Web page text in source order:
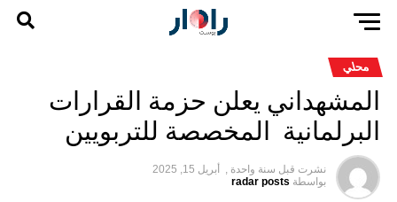
محلي
المشهداني يعلن حزمة القرارات
البرلمانية المخصصة للتربويين
نشرت قبل سنة واحدة ,
أبريل 15, 2025
بواسطة radar posts